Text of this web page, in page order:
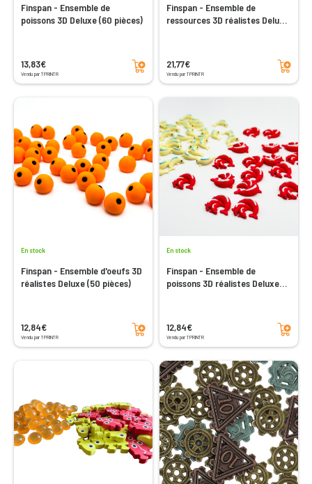
Finspan - Ensemble de
poissons 3D Deluxe (60 pièces)
13,83€
Vendu par TPRINTR
Ajouter au panier
Finspan - Ensemble de
ressources 3D réalistes Deluxe
21,77€
Vendu par TPRINTR
Ajouter au panier
En stock
Finspan - Ensemble d'oeufs 3D
réalistes Deluxe (50 pièces)
12,84€
Vendu par TPRINTR
Ajouter au panier
En stock
Finspan - Ensemble de
poissons 3D réalistes Deluxe
12,84€
Vendu par TPRINTR
Ajouter au panier